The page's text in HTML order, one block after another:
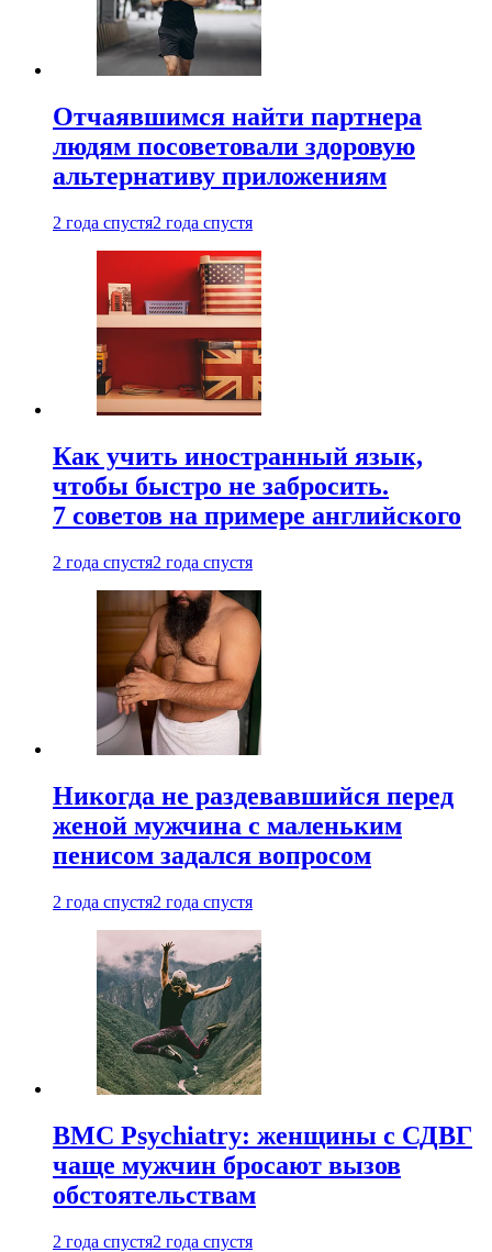
Отчаявшимся найти партнера
людям посоветовали здоровую
альтернативу приложениям
2 года спустя2 года спустя
Как учить иностранный язык,
чтобы быстро не забросить.
7 советов на примере английского
2 года спустя2 года спустя
Никогда не раздевавшийся перед
женой мужчина с маленьким
пенисом задался вопросом
2 года спустя2 года спустя
BMC Psychiatry: женщины с СДВГ
чаще мужчин бросают вызов
обстоятельствам
2 года спустя2 года спустя